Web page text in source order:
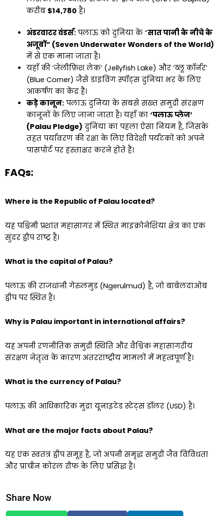
करीब $14,780 है।
अंडरवाटर वंडर्स:पलाऊ को दुनिया के “सात पानी के नीचे के
अजूबों” (Seven Underwater Wonders of the World)
में से एक माना जाता है।
यहाँ की ‘जेलीफ़िश लेक’ (Jellyfish Lake) और ‘ब्लू कॉर्नर’
(Blue Corner) जैसे डाइविंग स्पॉट्स दुनिया भर के लिए
आकर्षण का केंद्र हैं।
कड़े कानून:पलाऊ दुनिया के सबसे सख्त समुद्री संरक्षण
कानूनों के लिए जाना जाता है। यहाँ का ‘पलाऊ प्लेज’
(Palau Pledge) दुनिया का पहला ऐसा नियम है, जिसके
तहत पर्यावरण की रक्षा के लिए विदेशी पर्यटकों को अपने
पासपोर्ट पर हस्ताक्षर करने होते हैं।
FAQs:
Where is the Republic of Palau located?
यह पश्चिमी प्रशांत महासागर में स्थित माइक्रोनेशिया क्षेत्र का एक
सुंदर द्वीप राष्ट्र है।
What is the capital of Palau?
पलाऊ की राजधानी गेरुलमुड (Ngerulmud) है, जो बाबेलदाओब
द्वीप पर स्थित है।
Why is Palau important in international affairs?
यह अपनी रणनीतिक समुद्री स्थिति और वैश्विक महासागरीय
संरक्षण नेतृत्व के कारण अंतरराष्ट्रीय मामलों में महत्वपूर्ण है।
What is the currency of Palau?
पलाऊ की आधिकारिक मुद्रा यूनाइटेड स्टेट्स डॉलर (USD) है।
What are the major facts about Palau?
यह एक स्वतंत्र द्वीप समूह है, जो अपनी समृद्ध समुद्री जैव विविधता
और प्राचीन कोरल रीफ के लिए प्रसिद्ध है।
Share Now